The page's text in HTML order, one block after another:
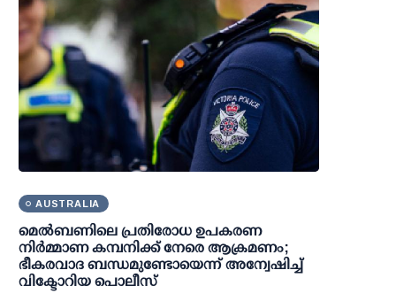
AUSTRALIA
മെല്‍ബണിലെ പ്രതിരോധ ഉപകരണ
നിര്‍മ്മാണ കമ്പനിക്ക് നേരെ ആക്രമണം;
ഭീകരവാദ ബന്ധമുണ്ടോയെന്ന് അന്വേഷിച്ച്
വിക്ടോറിയ പൊലീസ്